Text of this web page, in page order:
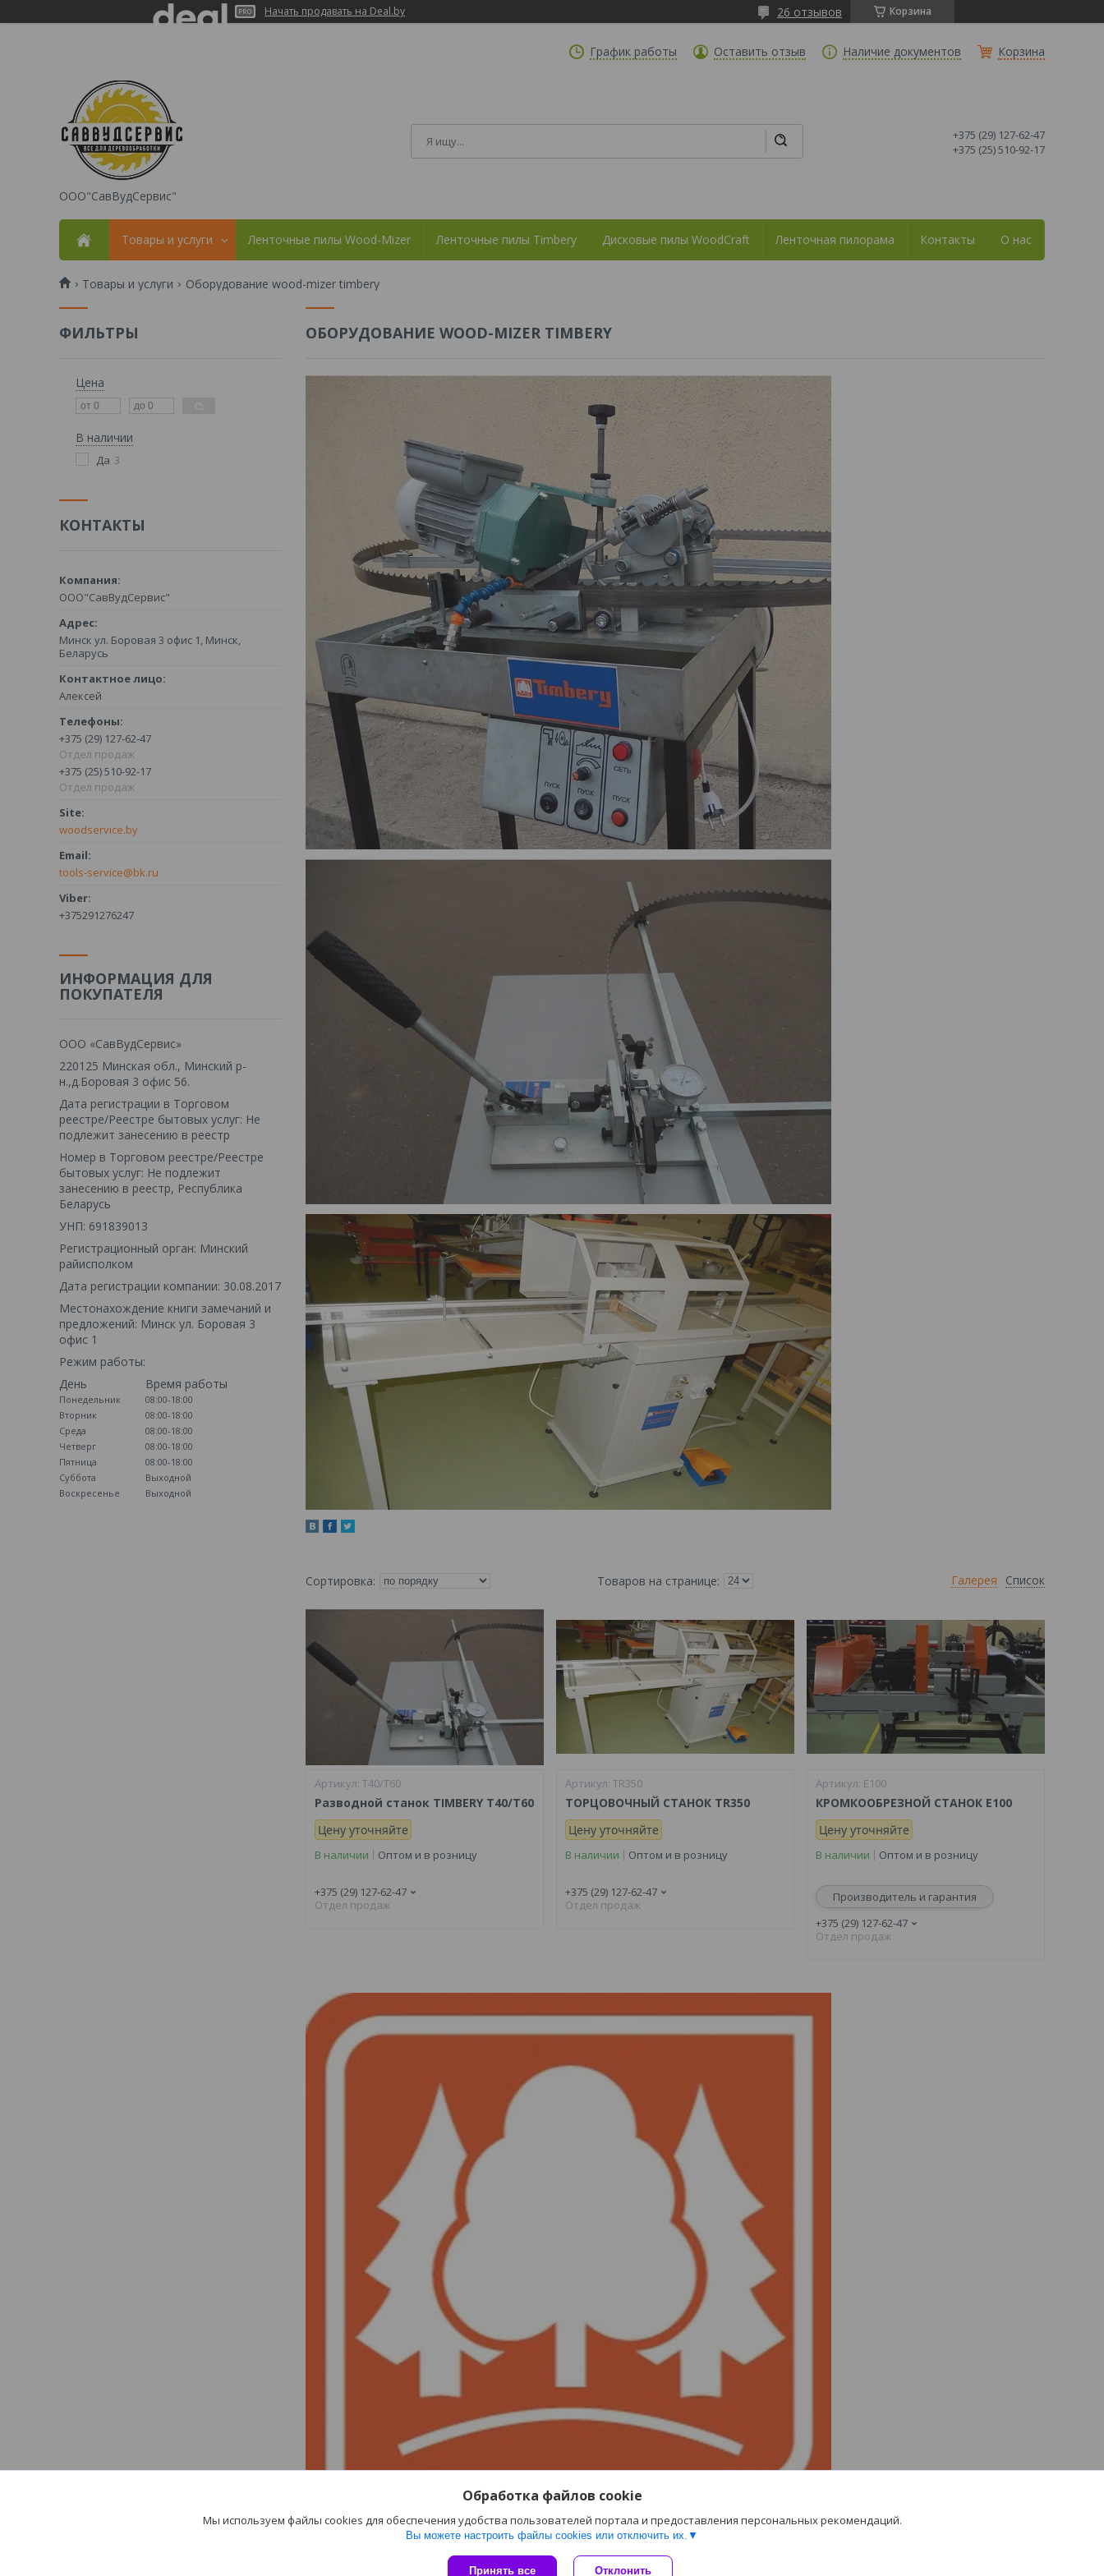
Начать продавать на Deal.by Корзина
26 отзывов
График работы Оставить отзыв Наличие документов Корзина
ООО"СавВудСервис"
+375 (29) 127-62-47
+375 (25) 510-92-17
Товары и услуги Ленточные пилы Wood-Mizer Ленточные пилы Timbery Дисковые пилы WoodCraft Ленточная пилорама Контакты О нас
Товары и услуги Оборудование wood-mizer timbery
ОБОРУДОВАНИЕ WOOD-MIZER TIMBERY
Галерея Список
T40/T60
Разводной станок TIMBERY T40/T60
Цену уточняйте
В наличии Оптом и в розницу
+375 (29) 127-62-47
Отдел продаж
TR350
ТОРЦОВОЧНЫЙ СТАНОК TR350
Цену уточняйте
В наличии Оптом и в розницу
+375 (29) 127-62-47
Отдел продаж
E100
КРОМКООБРЕЗНОЙ СТАНОК E100
Цену уточняйте
В наличии Оптом и в розницу
Производитель и гарантия
+375 (29) 127-62-47
Отдел продаж
ФИЛЬТРЫ
Цена
В наличии
Да 3
КОНТАКТЫ
ООО"СавВудСервис"
Минск ул. Боровая 3 офис 1, Минск,
Беларусь
Алексей
+375 (29) 127-62-47
Отдел продаж
+375 (25) 510-92-17
Отдел продаж
woodservice.by
tools-service@bk.ru
+375291276247
ИНФОРМАЦИЯ ДЛЯ
ПОКУПАТЕЛЯ
ООО «СавВудСервис»
220125 Минская обл., Минский р-
н.,д.Боровая 3 офис 56.
Дата регистрации в Торговом
реестре/Реестре бытовых услуг: Не
подлежит занесению в реестр
Номер в Торговом реестре/Реестре
бытовых услуг: Не подлежит
занесению в реестр, Республика
Беларусь
УНП: 691839013
Регистрационный орган: Минский
райисполком
Дата регистрации компании: 30.08.2017
Местонахождение книги замечаний и
предложений: Минск ул. Боровая 3
офис 1
Режим работы:
День
Время работы
Понедельник
08:00-18:00
Вторник
08:00-18:00
Среда
08:00-18:00
Четверг
08:00-18:00
Пятница
08:00-18:00
Суббота
Выходной
Воскресенье
Выходной
Сайт создан на платформе Deal.by
Обработка файлов cookie
Мы используем файлы cookies для обеспечения удобства пользователей портала и предоставления персональных рекомендаций.
Вы можете настроить файлы cookies или отключить их.
Принять все Отклонить